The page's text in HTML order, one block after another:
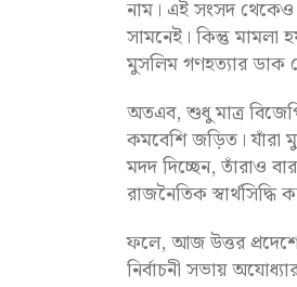
নাম। এই সংসদ থেকেও
সামনেই। কিন্তু মামলা
মুসলিম গণহত্যার ডাক
অতএব, শুধু মাত্র
কমবেশি জড়িত। যাঁরা
মদদ দিচ্ছেন, তাঁরাও
রাজনৈতিক স্বার্থসিদ্ধি
ফলে, আজ উত্তর
নির্বাচনী সভায়